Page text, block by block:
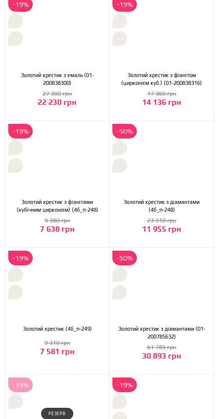
-19%
Золотий хрестик з емаль (01-
200838300)
22 230 грн
27 300 грн
-19%
Золотий хрестик з фіанітом
(цирконієм куб.) (01-200838316)
14 136 грн
17 360 грн
-19%
Золотий хрестик з фіанітами
(кубічним цирконієм) (4б_п-248)
7 638 грн
9 380 грн
-50%
Золотий хрестик з діамантами
(4б_п-248)
11 955 грн
23 910 грн
-19%
Золотий хрестик (4б_п-249)
7 581 грн
9 310 грн
-50%
Золотий хрестик з діамантами (01-
200785632)
30 893 грн
61 785 грн
-19%
РЕЗЕРВ
-19%